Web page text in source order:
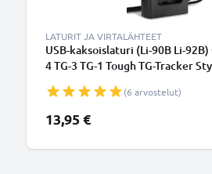
LATURIT JA VIRTALÄHTEET
USB-kaksoislaturi (Li-90B Li-92B)
4 TG-3 TG-1 Tough TG-Tracker
(6 arvostelut)
13,95 €